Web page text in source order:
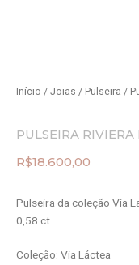
Início / Joias / Pulseira /
PULSEIRA
R$18.600,00
Pulseira da coleção Via
0,58 ct
Coleção: Via Láctea